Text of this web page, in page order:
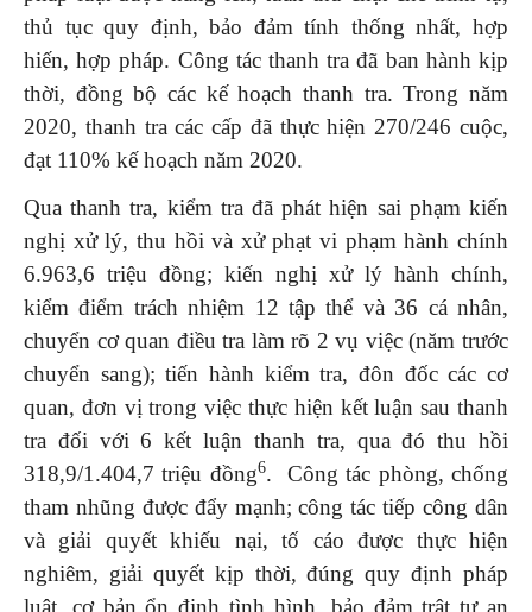
thủ tục quy định, bảo đảm tính thống nhất, hợp
hiến, hợp pháp. Công tác thanh tra đã ban hành kịp
thời, đồng bộ các kế hoạch thanh tra. Trong năm
2020, thanh tra các cấp đã thực hiện 270/246 cuộc,
đạt 110% kế hoạch năm 2020.
Qua thanh tra, kiểm tra đã phát hiện sai phạm kiến
nghị xử lý, thu hồi và xử phạt vi phạm hành chính
6.963,6 triệu đồng; kiến nghị xử lý hành chính,
kiểm điểm trách nhiệm 12 tập thể và 36 cá nhân,
chuyển cơ quan điều tra làm rõ 2 vụ việc (năm trước
chuyển sang); tiến hành kiểm tra, đôn đốc các cơ
quan, đơn vị trong việc thực hiện kết luận sau thanh
tra đối với 6 kết luận thanh tra, qua đó thu hồi
318,9/1.404,7 triệu đồng6. Công tác phòng, chống
tham nhũng được đẩy mạnh; công tác tiếp công dân
và giải quyết khiếu nại, tố cáo được thực hiện
nghiêm, giải quyết kịp thời, đúng quy định pháp
luật, cơ bản ổn định tình hình, bảo đảm trật tự an